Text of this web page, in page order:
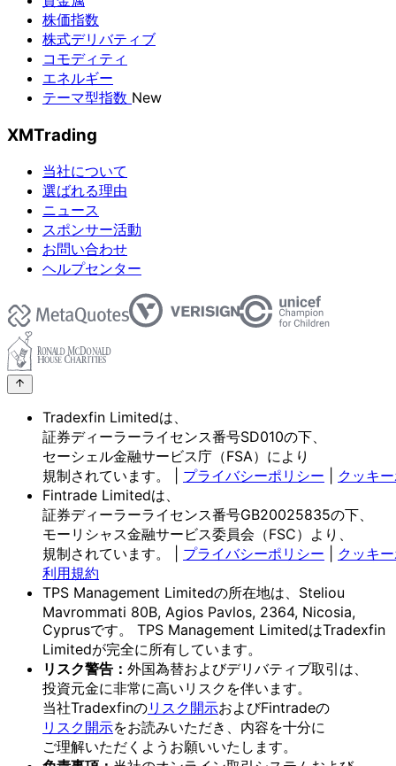
株価指数
株式デリバティブ
コモディティ
エネルギー
テーマ型指数 New
XMTrading
当社について
選ばれる理由
ニュース
スポンサー活動
お問い合わせ
ヘルプセンター
Tradexfin Limitedは、
証券ディーラーライセンス番号SD010の下、
セーシェル金融サービス庁 （FSA）により
規制されています。
プライバシーポリシー
クッキ
Fintrade Limitedは、
証券ディーラーライセンス番号GB20025835の下、
モーリシャス金融サービス委員会 （FSC）より、
規制されています。
プライバシーポリシー
クッキ
利用規約
TPS Management Limitedの所在地は、 Steliou
Mavrommati 80B, Agios Pavlos, 2364, Nicosia,
Cyprusです。
TPS Management LimitedはTradexfin
Limitedが完全に所有しています。
リスク警告： 外国為替およびデリバティブ取引は、
投資元金に非常に高いリスクを伴います。
当社Tradexfinのリスク開示およびFintradeの
リスク開示をお読みいただき、 内容を十分に
ご理解いただく よう お願いいたします。